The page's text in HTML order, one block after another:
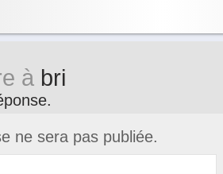
à bri
ne sera pas publiée.